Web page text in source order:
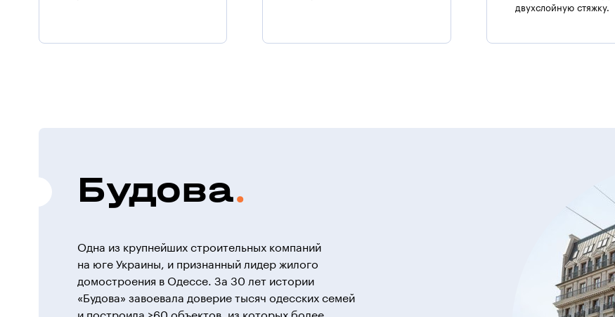
двухслойную стяжку.
Будова
Одна из крупнейших строительных компаний
на юге Украины, и признанный лидер жилого
домостроения в Одессе. За 30 лет истории
«Будова» завоевала доверие тысяч одесских семей